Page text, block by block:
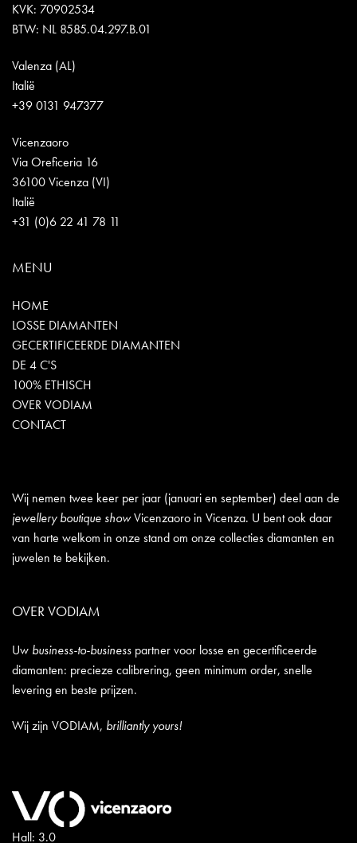
KVK: 70902534
BTW: NL 8585.04.297.B.01
Valenza (AL)
Italië
+39 0131 947377
Vicenzaoro
Via Oreficeria 16
36100 Vicenza (VI)
Italië
+31 (0)6 22 41 78 11
MENU
HOME
LOSSE DIAMANTEN
GECERTIFICEERDE DIAMANTEN
DE 4 C'S
100% ETHISCH
OVER VODIAM
CONTACT
Wij nemen twee keer per jaar (januari en september) deel aan de
jewellery boutique showVicenzaoro in Vicenza. U bent ook daar
van harte welkom in onze stand om onze collecties diamanten en
juwelen te bekijken.
OVER VODIAM
Uw business-to-business partner voor losse en gecertificeerde
diamanten: precieze calibrering, geen minimum order, snelle
levering en beste prijzen.
Wij zijn VODIAM, brilliantly yours!
Hall: 3.0